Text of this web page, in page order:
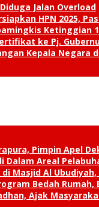
Jalan Overload
HPN 2025,
Ketinggian
ke Pj.
Kepala Negara
Pimpin Apel
Dalam Areal
Masjid Al
Bedah Rumah,
Ajak